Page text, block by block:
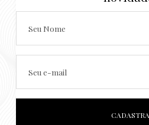
Seu Nome
Seu e-mail